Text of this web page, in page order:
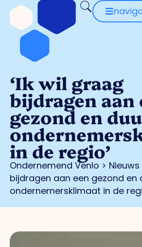
‘Ik wil graag
bijdragen aan
gezond en
in de regio’
Ondernemend Venlo > Nieuws
bijdragen aan een gezond en
ondernemersklimaat in de